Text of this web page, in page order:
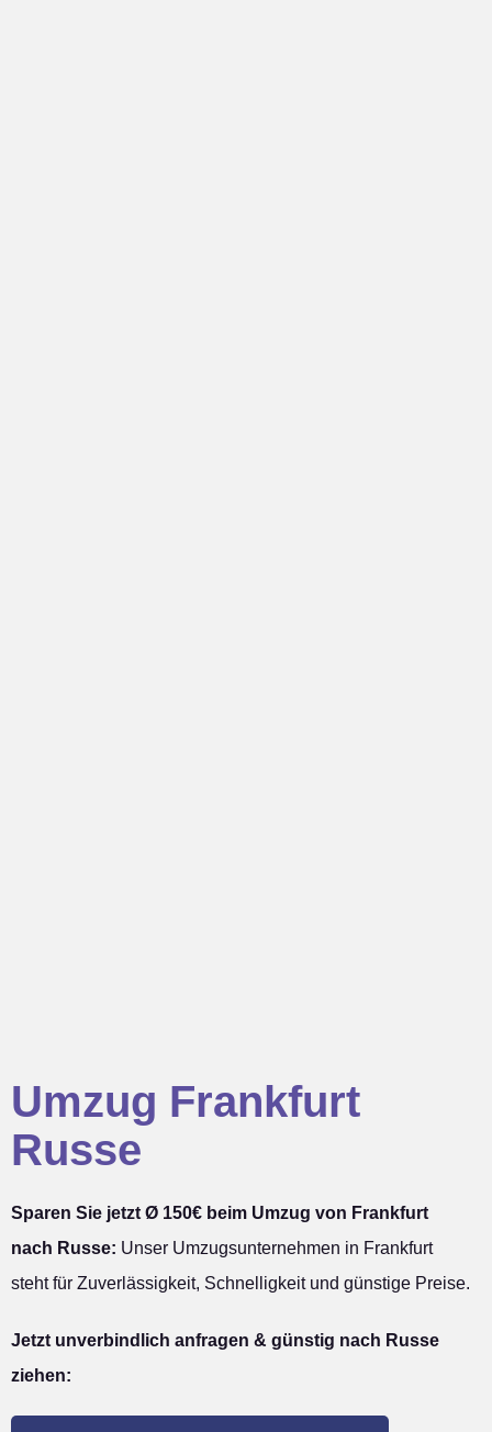
Umzug Frankfurt
Russe
Sparen Sie jetzt Ø 150€ beim Umzug von Frankfurt
nach Russe: Unser Umzugsunternehmen in Frankfurt
steht für Zuverlässigkeit, Schnelligkeit und günstige Preise.
Jetzt unverbindlich anfragen & günstig nach Russe
ziehen: